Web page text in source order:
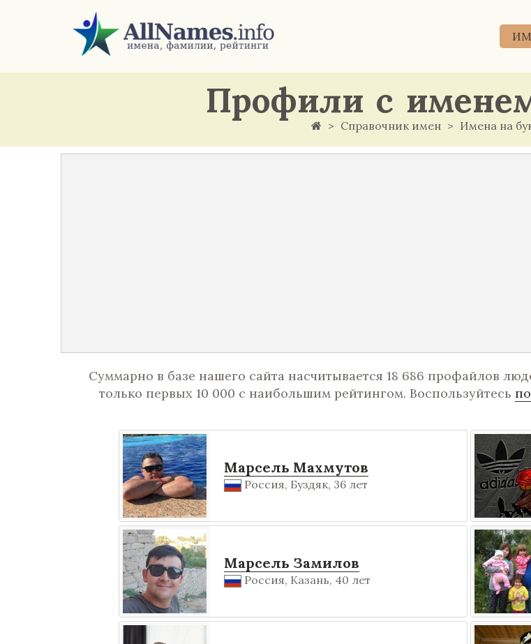
Профили с
Справочник имен Имена на
Суммарно в базе нашего сайта насчитывается 18 686 профайлов
только первых 10 000 с наибольшим рейтингом. Воспользуйтесь
Марсель Махмутов
Россия, Буздяк, 36 лет
Марсель Замилов
Россия, Казань, 40 лет